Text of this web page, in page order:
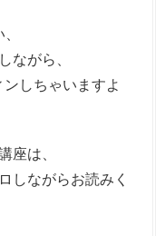
ながら、
しちゃいますよ
座は、
しながらお読みく